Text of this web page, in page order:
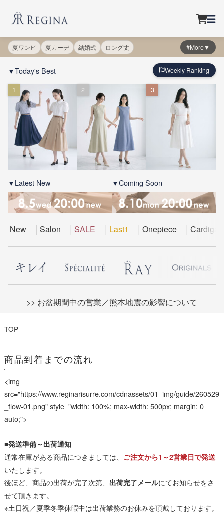
夏ワンピ 夏カーデ 結婚式 ロング丈 #More▼
▼Today's Best Weekly Ranking
1 2 3
▼Latest New ▼Coming Soon
New Salon SALE Last1 Onepiece Cardigan
>> お盆期間中の営業／熊本地震の影響について
TOP
商品到着までの流れ
<img
src="https://www.reginarisurre.com/cdnassets/01_img/guide/260529
_flow-01.png" style="width: 100%; max-width: 500px; margin: 0
auto;">
■発送準備～出荷通知
通常在庫がある商品につきましては、 ご注文から1～2営業日で発送
いたします。
後ほど、商品の出荷が完了次第、 出荷完了メールにてお知らせをさ
せて頂きます。
※土日祝／夏季冬季休暇中は出荷業務のお休みを頂戴しております。